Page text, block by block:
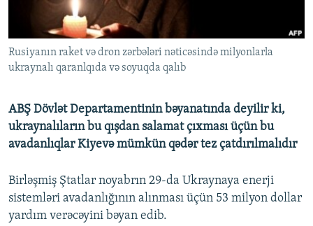
KARIKATURA
İSLAM VƏ DEMOKRATIYA
İZ - MƏDƏNIYYƏT PROQRAMI
PEŞƏ ETIKASI VƏ JURNALISTIKA STANDARTLARIMIZ
MATERIALLARIMIZDAN ISTIFADƏ
AZADLIQRADIOSU MOBIL TELEFONUNUZDA
XƏBƏR BÜLLETENLƏRIMIZ
RFE/RL-in bütün saytları
Rusiyanın raket və dron zərbələri nəticəsində milyonlarla
ukraynalı qaranlqıda və soyuqda qalıb
ABŞ Dövlət Departamentinin bəyanatında deyilir ki,
ukraynalıların bu qışdan salamat çıxması üçün bu
avadanlıqlar Kiyevə mümkün qədər tez çatdırılmalıdır
Birləşmiş Ştatlar noyabrın 29-da Ukraynaya enerji
sistemləri avadanlığının alınması üçün 53 milyon dollar
yardım verəcəyini bəyan edib.